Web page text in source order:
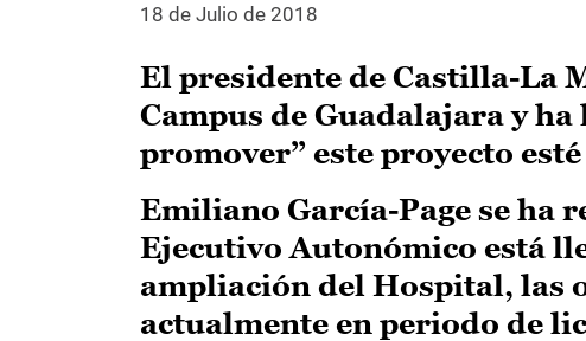
18 de Julio de 2018
El presidente de Castilla-La
Campus de Guadalajara y
promover” este proyecto
Emiliano García-Page se ha
Ejecutivo Autonómico está
ampliación del Hospital, las
actualmente en periodo de